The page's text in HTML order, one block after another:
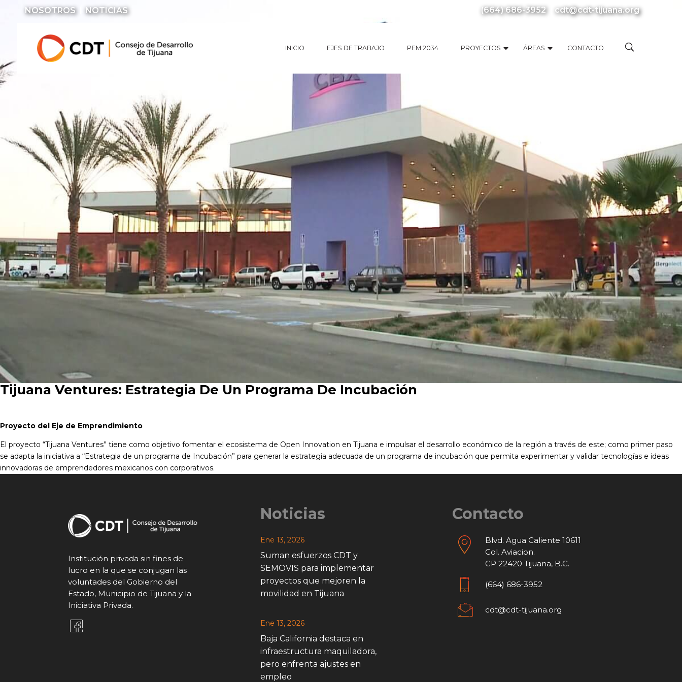
(664) 686-3952 cdt@cdt-tijuana.org
NOSOTROS NOTICIAS
INICIO EJES DE TRABAJO PEM 2034 PROYECTOS ÁREAS CONTACTO
Tijuana Ventures: Estrategia De Un Programa De Incubación
Proyecto del Eje de Emprendimiento
El proyecto “Tijuana Ventures” tiene como objetivo fomentar el ecosistema de Open Innovation en Tijuana e impulsar el desarrollo económico de la región a través de este; como primer paso
se adapta la iniciativa a “Estrategia de un programa de Incubación” para generar la estrategia adecuada de un programa de incubación que permita experimentar y validar tecnologías e ideas
innovadoras de emprendedores mexicanos con corporativos.
Institución privada sin fines de
lucro en la que se conjugan las
voluntades del Gobierno del
Estado, Municipio de Tijuana y la
Iniciativa Privada.
Noticias
Suman esfuerzos CDT y
SEMOVIS para implementar
proyectos que mejoren la
movilidad en Tijuana
Ene 13, 2026
Baja California destaca en
infraestructura maquiladora,
pero enfrenta ajustes en
empleo
Ene 13, 2026
Contacto
Blvd. Agua Caliente 10611
Col. Aviacion.
CP 22420 Tijuana, B.C.
(664) 686-3952
cdt@cdt-tijuana.org